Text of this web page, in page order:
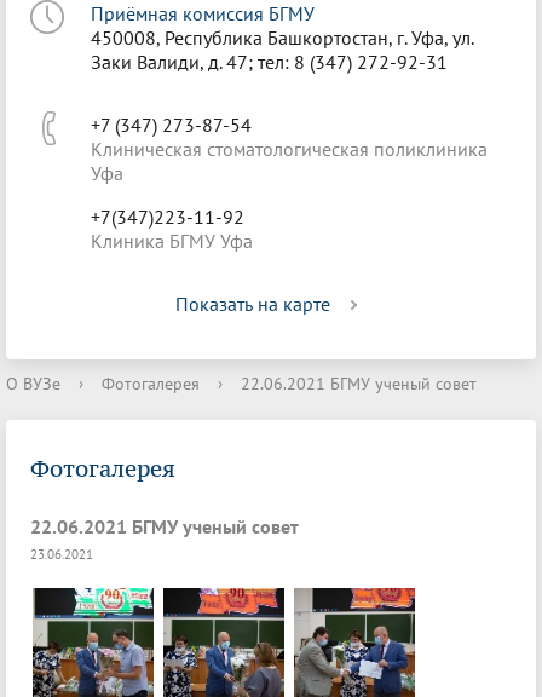
Приёмная комиссия БГМУ
450008, Республика Башкортостан, г. Уфа, ул.
Заки Валиди, д. 47; тел: 8 (347) 272-92-31
+7 (347) 273-87-54
Клиническая стоматологическая поликлиника
Уфа
+7(347)223-11-92
Клиника БГМУ Уфа
Показать на карте
О ВУЗе › Фотогалерея › 22.06.2021 БГМУ ученый совет
Фотогалерея
22.06.2021 БГМУ ученый совет
23.06.2021